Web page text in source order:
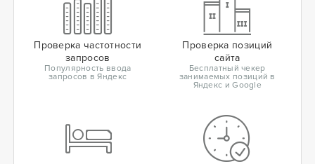
Проверка частотности
запросов
Популярность ввода
запросов в Яндекс
Проверка позиций
сайта
Бесплатный чекер
занимаемых позиций в
Яндекс и Google